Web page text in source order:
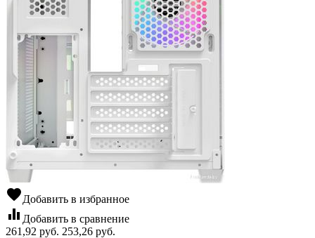
favoriteДобавить в избранное
equalizer Добавить в сравнение
261,92 руб. 253,26 руб.